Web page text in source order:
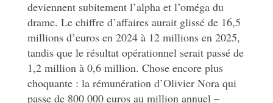
deviennent subitement l’alpha et l’oméga du
drame. Le chiffre d’affaires aurait glissé de 16,5
millions d’euros en 2024 à 12 millions en 2025,
tandis que le résultat opérationnel serait passé de
1,2 million à 0,6 million. Chose encore plus
choquante : la rémunération d’Olivier Nora qui
passe de 800 000 euros au million annuel –